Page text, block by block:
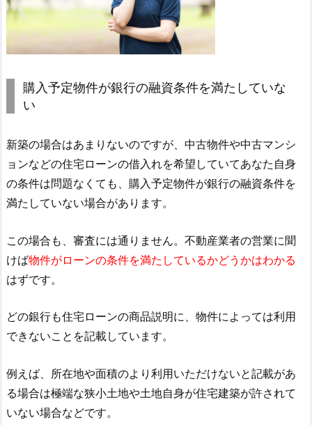
購入予定物件が銀行の融資条件を満たしていな
い
新築の場合はあまりないのですが、中古物件や中古マンシ
ョンなどの住宅ローンの借入れを希望していてあなた自身
の条件は問題なくても、購入予定物件が銀行の融資条件を
満たしていない場合があります。
この場合も、審査には通りません。不動産業者の営業に聞
けば物件がローンの条件を満たしているかどうかはわかる
はずです。
どの銀行も住宅ローンの商品説明に、物件によっては利用
できないことを記載しています。
例えば、所在地や面積のより利用いただけないと記載があ
る場合は極端な狭小土地や土地自身が住宅建築が許されて
いない場合などです。